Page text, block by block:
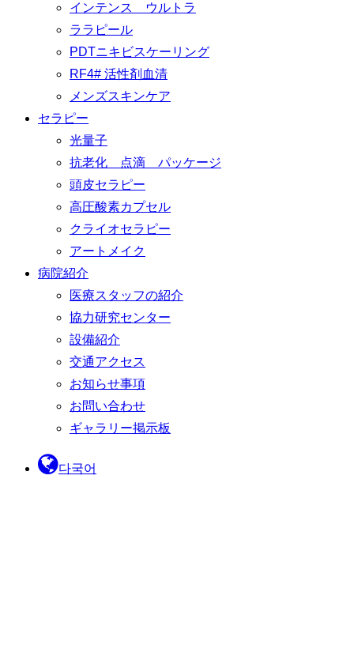
インテンス ウルトラ
ララピール
PDTニキビスケーリング
RF4# 活性剤血清
メンズスキンケア
セラピー
光量子
抗老化 点滴 パッケージ
頭皮セラピー
高圧酸素カプセル
クライオセラピー
アートメイク
病院紹介
医療スタッフの紹介
協力研究センター
設備紹介
交通アクセス
お知らせ事項
お問い合わせ
ギャラリー掲示板
다국어